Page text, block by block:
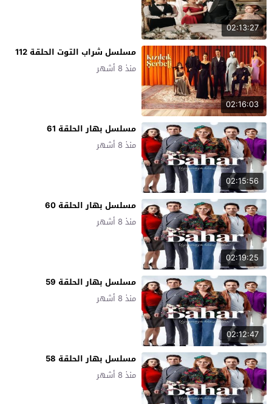
02:13:27
02:16:03
مسلسل شراب التوت الحلقة 112
منذ 8 أشهر
02:15:56
مسلسل بهار الحلقة 61
منذ 8 أشهر
02:19:25
مسلسل بهار الحلقة 60
منذ 8 أشهر
02:12:47
مسلسل بهار الحلقة 59
منذ 8 أشهر
مسلسل بهار الحلقة 58
منذ 8 أشهر